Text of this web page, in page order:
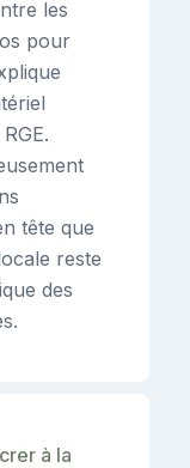
les
pour
tête que
reste
des
à la